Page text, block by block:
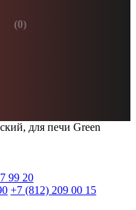
(0)
для печи Green
99 20
+7 (812) 209 00 15